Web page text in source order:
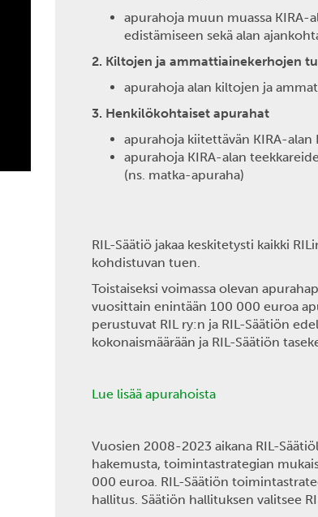
apurahoja muun muassa KIRA-
edistämiseen sekä alan
2. Kiltojen ja ammattiainekerhojen
apurahoja alan kiltojen ja
3. Henkilökohtaiset apurahat
apurahoja kiitettävän KIRA-
apurahoja KIRA-alan
(ns. matka-apuraha)
RIL-Säätiö jakaa keskitetysti kaikki
kohdistuvan tuen.
Toistaiseksi voimassa olevan
vuosittain enintään 100 000 euroa
perustuvat RIL ry:n ja RIL-Säätiön
kokonaismäärään ja RIL-Säätiön
Lue lisää apurahoista
Vuosien 2008-2023 aikana RIL-
hakemusta, toimintastrategian
000 euroa. RIL-Säätiön
hallitus. Säätiön hallituksen valitsee